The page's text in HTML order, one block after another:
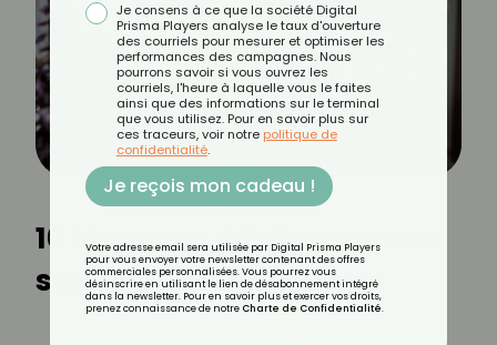
10 légumes à faire pousser
sur son balcon
Je consens à ce que la société Digital
Prisma Players analyse le taux d'ouverture
des courriels pour mesurer et optimiser les
performances des campagnes. Nous
pourrons savoir si vous ouvrez les
courriels, l'heure à laquelle vous le faites
ainsi que des informations sur le terminal
que vous utilisez. Pour en savoir plus sur
ces traceurs, voir notre politique de
confidentialité.
Je reçois mon cadeau !
Votre adresse email sera utilisée par Digital Prisma Players
pour vous envoyer votre newsletter contenant des offres
commerciales personnalisées. Vous pourrez vous
désinscrire en utilisant le lien de désabonnement intégré
dans la newsletter. Pour en savoir plus et exercer vos droits,
prenez connaissance de notre Charte de Confidentialité.